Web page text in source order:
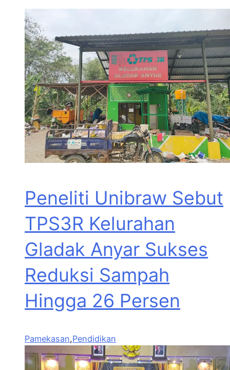
Peneliti Unibraw Sebut
TPS3R Kelurahan
Gladak Anyar Sukses
Reduksi Sampah
Hingga 26 Persen
Pamekasan,Pendidikan